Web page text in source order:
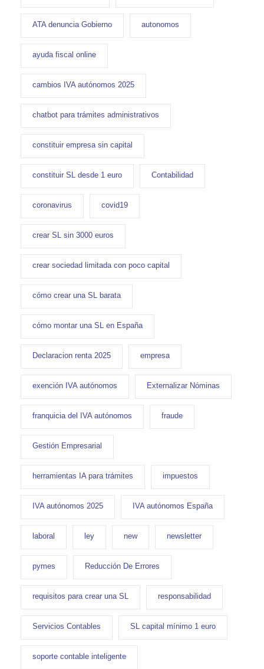
ATA denuncia Gobierno autonomos
ayuda fiscal online
cambios IVA autónomos 2025
chatbot para trámites administrativos
constituir empresa sin capital
constituir SL desde 1 euro Contabilidad
coronavirus covid19
crear SL sin 3000 euros
crear sociedad limitada con poco capital
cómo crear una SL barata
cómo montar una SL en España
Declaracion renta 2025 empresa
exención IVA autónomos Externalizar Nóminas
franquicia del IVA autónomos fraude
Gestión Empresarial
herramientas IA para trámites impuestos
IVA autónomos 2025 IVA autónomos España
laboral ley new newsletter
pymes Reducción De Errores
requisitos para crear una SL responsabilidad
Servicios Contables SL capital mínimo 1 euro
soporte contable inteligente